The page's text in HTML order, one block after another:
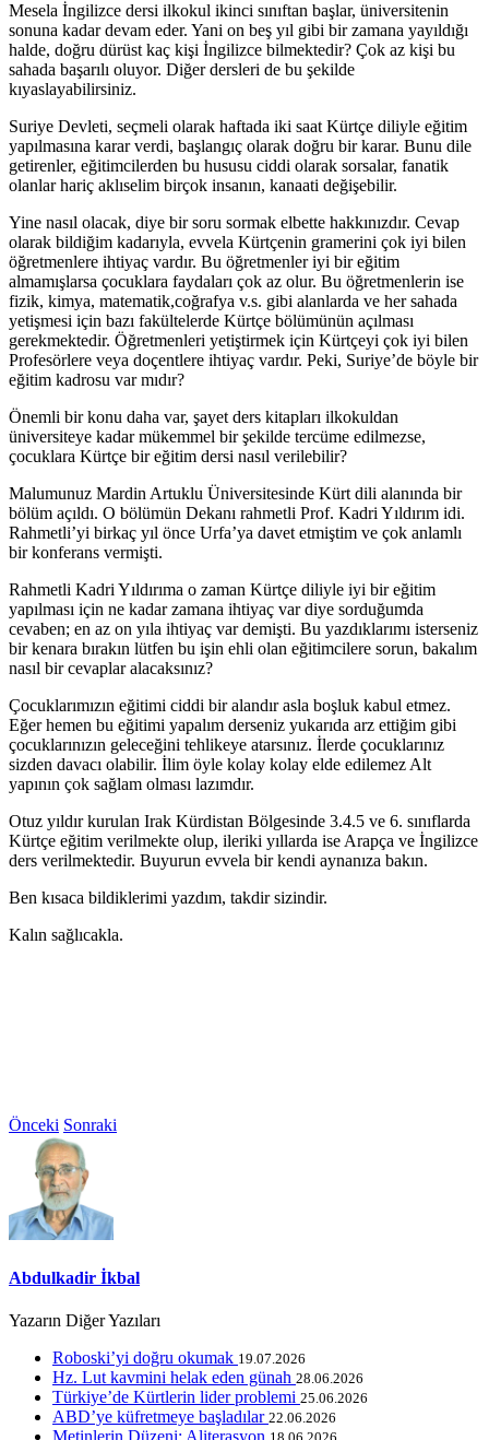
Mesela İngilizce dersi ilkokul ikinci sınıftan başlar, üniversitenin
sonuna kadar devam eder. Yani on beş yıl gibi bir zamana yayıldığı
halde, doğru dürüst kaç kişi İngilizce bilmektedir? Çok az kişi bu
sahada başarılı oluyor. Diğer dersleri de bu şekilde
kıyaslayabilirsiniz.
Suriye Devleti, seçmeli olarak haftada iki saat Kürtçe diliyle eğitim
yapılmasına karar verdi, başlangıç olarak doğru bir karar. Bunu dile
getirenler, eğitimcilerden bu hususu ciddi olarak sorsalar, fanatik
olanlar hariç aklıselim birçok insanın, kanaati değişebilir.
Yine nasıl olacak, diye bir soru sormak elbette hakkınızdır. Cevap
olarak bildiğim kadarıyla, evvela Kürtçenin gramerini çok iyi bilen
öğretmenlere ihtiyaç vardır. Bu öğretmenler iyi bir eğitim
almamışlarsa çocuklara faydaları çok az olur. Bu öğretmenlerin ise
fizik, kimya, matematik,coğrafya v.s. gibi alanlarda ve her sahada
yetişmesi için bazı fakültelerde Kürtçe bölümünün açılması
gerekmektedir. Öğretmenleri yetiştirmek için Kürtçeyi çok iyi bilen
Profesörlere veya doçentlere ihtiyaç vardır. Peki, Suriye’de böyle bir
eğitim kadrosu var mıdır?
Önemli bir konu daha var, şayet ders kitapları ilkokuldan
üniversiteye kadar mükemmel bir şekilde tercüme edilmezse,
çocuklara Kürtçe bir eğitim dersi nasıl verilebilir?
Malumunuz Mardin Artuklu Üniversitesinde Kürt dili alanında bir
bölüm açıldı. O bölümün Dekanı rahmetli Prof. Kadri Yıldırım idi.
Rahmetli’yi birkaç yıl önce Urfa’ya davet etmiştim ve çok anlamlı
bir konferans vermişti.
Rahmetli Kadri Yıldırıma o zaman Kürtçe diliyle iyi bir eğitim
yapılması için ne kadar zamana ihtiyaç var diye sorduğumda
cevaben; en az on yıla ihtiyaç var demişti. Bu yazdıklarımı isterseniz
bir kenara bırakın lütfen bu işin ehli olan eğitimcilere sorun, bakalım
nasıl bir cevaplar alacaksınız?
Çocuklarımızın eğitimi ciddi bir alandır asla boşluk kabul etmez.
Eğer hemen bu eğitimi yapalım derseniz yukarıda arz ettiğim gibi
çocuklarınızın geleceğini tehlikeye atarsınız. İlerde çocuklarınız
sizden davacı olabilir. İlim öyle kolay kolay elde edilemez Alt
yapının çok sağlam olması lazımdır.
Otuz yıldır kurulan Irak Kürdistan Bölgesinde 3.4.5 ve 6. sınıflarda
Kürtçe eğitim verilmekte olup, ileriki yıllarda ise Arapça ve İngilizce
ders verilmektedir. Buyurun evvela bir kendi aynanıza bakın.
Ben kısaca bildiklerimi yazdım, takdir sizindir.
Kalın sağlıcakla.
Önceki Sonraki
Abdulkadir İkbal
Yazarın Diğer Yazıları
Roboski’yi doğru okumak 19.07.2026
Hz. Lut kavmini helak eden günah 28.06.2026
Türkiye’de Kürtlerin lider problemi 25.06.2026
ABD’ye küfretmeye başladılar 22.06.2026
Metinlerin Düzeni: Aliterasyon